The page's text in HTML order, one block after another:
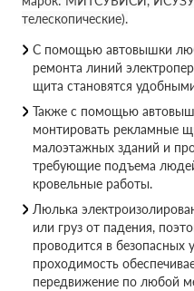
телескопические).
С помощью автовышки
ремонта линий
щита становятся
Также с помощью
монтировать рекламные
малоэтажных зданий и
требующие подъема
кровельные работы.
Люлька
или груз от падения,
проводится в безопасных
проходимость
передвижение по любой